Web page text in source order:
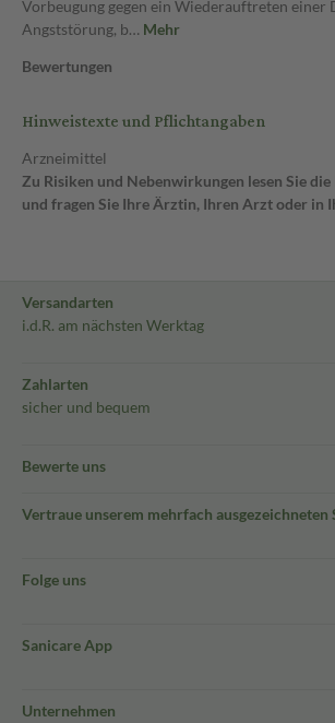
Vorbeugung gegen ein Wiederauftreten einer
Angststörung, b… Mehr
Bewertungen
Hinweistexte und Pflichtangaben
Arzneimittel
Zu Risiken und Nebenwirkungen lesen Sie die
und fragen Sie Ihre Ärztin, Ihren Arzt oder in
Versandarten
i.d.R. am nächsten Werktag
Zahlarten
sicher und bequem
Bewerte uns
Vertraue unserem mehrfach ausgezeichneten
Folge uns
Sanicare App
Unternehmen